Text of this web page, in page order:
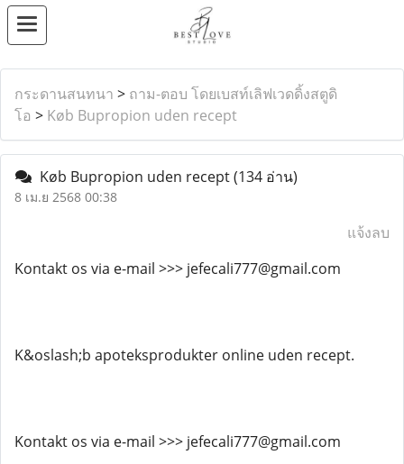
กระดานสนทนา > ถาม-ตอบ โดยเบสท์เลิฟเวดดิ้งสตูดิ
โอ > Køb Bupropion uden recept
Køb Bupropion uden recept(134 อ่าน)
8 เม.ย 2568 00:38
แจ้งลบ
Kontakt os via e-mail >>> jefecali777@gmail.com
K&oslash;b apoteksprodukter online uden recept.
Kontakt os via e-mail >>> jefecali777@gmail.com